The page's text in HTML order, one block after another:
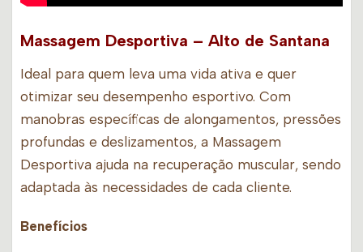
Massagem Desportiva – Alto de Santana
Ideal para quem leva uma vida ativa e quer
otimizar seu desempenho esportivo. Com
manobras específicas de alongamentos, pressões
profundas e deslizamentos, a Massagem
Desportiva ajuda na recuperação muscular, sendo
adaptada às necessidades de cada cliente.
Benefícios